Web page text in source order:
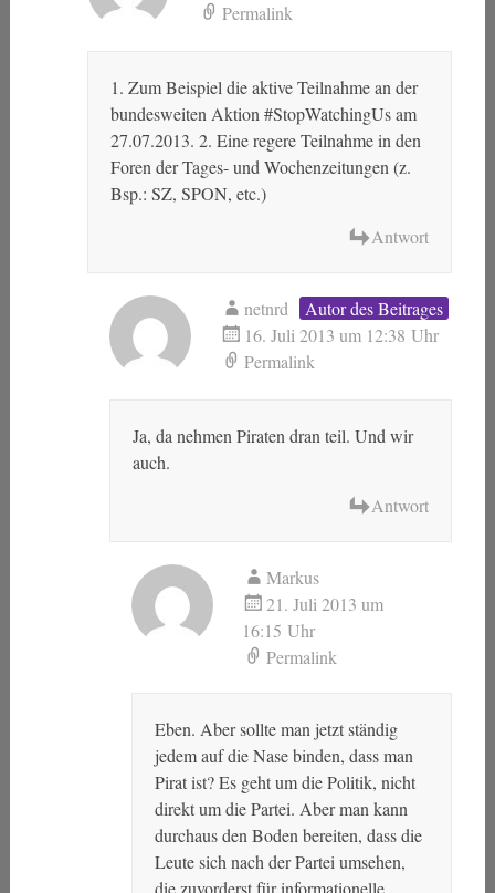
Permalink
1. Zum Beispiel die aktive Teilnahme an der
bundesweiten Aktion #StopWatchingUs am
27.07.2013. 2. Eine regere Teilnahme in den
Foren der Tages- und Wochenzeitungen (z.
Bsp.: SZ, SPON, etc.)
Antwort
netnrd
Autor des Beitrages
16. Juli 2013 um 12:38 Uhr
Permalink
Ja, da nehmen Piraten dran teil. Und wir
auch.
Antwort
Markus
21. Juli 2013 um
16:15 Uhr
Permalink
Eben. Aber sollte man jetzt ständig
jedem auf die Nase binden, dass man
Pirat ist? Es geht um die Politik, nicht
direkt um die Partei. Aber man kann
durchaus den Boden bereiten, dass die
Leute sich nach der Partei umsehen,
die zuvorderst für informationelle